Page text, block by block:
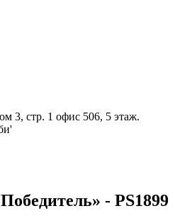
3, стр. 1 офис 506, 5 этаж.
- PS1899